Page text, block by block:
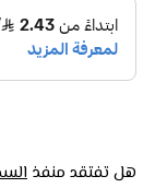
هل تفتقد منفذ